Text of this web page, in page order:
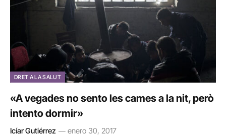
DRET A LA SALUT
«A vegades no sento les cames a la nit, però
intento dormir»
Icíar Gutiérrez enero 30, 2017